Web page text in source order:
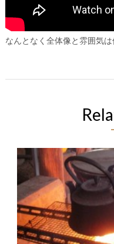
なんとなく全体像と雰囲気